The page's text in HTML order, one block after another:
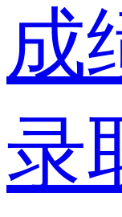
成
录